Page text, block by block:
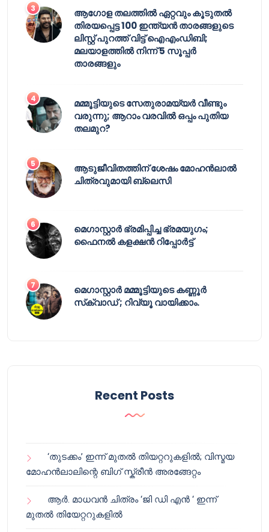
ആഗോള തലത്തിൽ ഏറ്റവും കൂടുതൽ
തിരയപ്പെട്ട 100 ഇന്ത്യൻ താരങ്ങളുടെ
ലിസ്റ്റ് പുറത്ത് വിട്ട് ഐഎംഡിബി;
മലയാളത്തിൽ നിന്ന് 5 സൂപ്പർ
താരങ്ങളും
മമ്മൂട്ടിയുടെ സേതുരാമയ്യർ വീണ്ടും
വരുന്നു; ആറാം വരവിൽ ഒപ്പം പുതിയ
തലമുറ?
ആടുജീവിതത്തിന് ശേഷം മോഹൻലാൽ
ചിത്രവുമായി ബ്ലെസി
മെഗാസ്റ്റാർ ഭ്രമിപ്പിച്ച ഭ്രമയുഗം;
ഫൈനൽ കളക്ഷൻ റിപ്പോർട്ട്
മെഗാസ്റ്റാർ മമ്മൂട്ടിയുടെ കണ്ണൂർ
സ്‌ക്വാഡ് ; റിവ്യൂ വായിക്കാം.
Recent Posts
‘തുടക്കം’ ഇന്ന് മുതൽ തിയറ്ററുകളിൽ; വിസ്മയ
മോഹൻലാലിന്റെ ബിഗ് സ്ക്രീൻ അരങ്ങേറ്റം
ആർ. മാധവൻ ചിത്രം ‘ജി ഡി എൻ ‘ ഇന്ന്
മുതൽ തിയേറ്ററുകളിൽ